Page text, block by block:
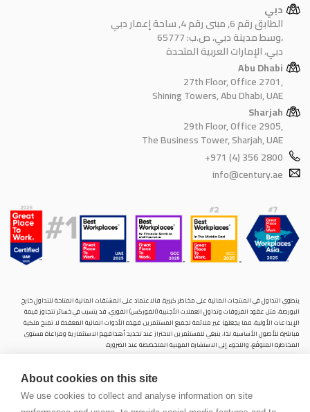
About cookies on this site
We use cookies to collect and analyse information on site
دبي
الطابق رقم 6, مبنى رقم 4, ساحة إعمار دبي
وسط مدينة دبي، ص.ب: 65777،
دبي، الإمارات العربية المتحدة
Abu Dhabi
27th Floor, Office 2701,
Shining Towers, Abu Dhabi, UAE
Sharjah
29th Floor, Office 2905,
The Business Tower, Sharjah, UAE
+971 (4) 356 2800
info@century.ae
ينطوي التداول في المنتجات المالية على مخاطر كبيرة. فالاعتماد على المشتقات المالية المتاحة للتداول خارح
البورصة، مثل عقود الفروقات وتداول العملات الأجنبية (الفوركس) الفوري، قد يتسبب في خسائر تتجاوز قيمة
الإيداعات الأولية، مما يجعلها غير ملائمة لجميع المستثمرين. فهذه الأدوات المالية المعقدة لا تمنح ملكية
مباشرة للأصول الأساسية. لذا، ينبغي للمستثمرين الاحتراز عند تحديد أهدافهم الاستثمارية ومراعاة مستوى
المخاطرة المتوقَع، واللجوء إلى الاستشارة المهنية المتخصصة عند الضرورة.
في دولة الإمارات العربية المتحدة، بموجب الترخيص رقم (20200000028) و(301044) لتولي أعمال الوساطة في
الأسواق الدولية، وتداول المشتقات المالية والعملات المتاحة للتداول خارج البورصة في سوق التداول الفوري،
بالإضافة إلى تقديم الخدمات الاستشارية والترويجية. تأسست الشركة بموجب قوانين دولة الإمارات العربية
المتحدة، وهي مسجلة لدى دائرة التنمية الاقتصادية بدبي (رقم: 768189)، حيث يقع مكتبها المسجّل في 601،